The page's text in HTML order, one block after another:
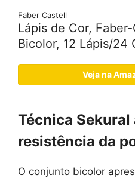
Faber Castell
Lápis de Cor,
Bicolor, 12 Lápis/24
Veja na
Técnica Sekural
resistência da
O conjunto bicolor